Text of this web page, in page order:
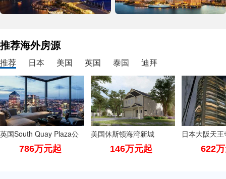
推荐海外房源
推荐 日本 美国 英国 泰国 迪拜
英国South Quay Plaza公
786万元起
美国休斯顿海湾新城
Pradera Oaks
146万元起
日本大阪天
丘二手公寓
622